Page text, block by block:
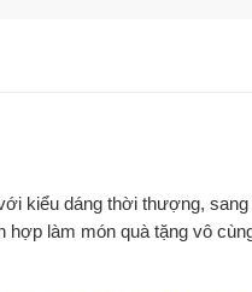
kiểu dáng thời thượng,
làm món quà tặng vô